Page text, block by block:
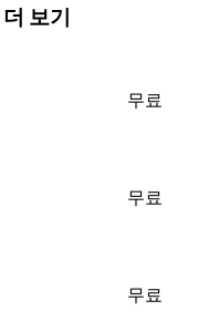
보기
무료
무료
무료